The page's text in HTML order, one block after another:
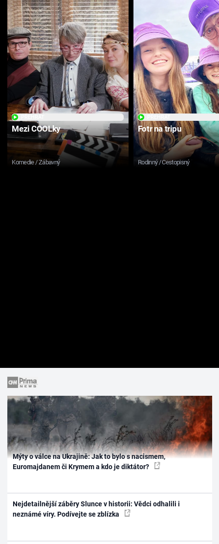
Mezi COOLky
Komedie / Zábavný
Fotr na tripu
Rodinný / Cestopisný
Mýty o válce na Ukrajině: Jak to bylo s nacismem,
Euromajdanem či Krymem a kdo je diktátor?
Nejdetailnější záběry Slunce v historii: Vědci odhalili i
neznámé víry. Podívejte se zblízka